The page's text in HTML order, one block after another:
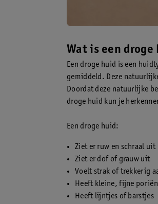
Wat is een droge
Een droge huid is een
gemiddeld. Deze
Doordat deze natuurlijke
droge huid kun je
Een droge huid:
Ziet er ruw en schraal uit
Ziet er dof of grauw uit
Voelt strak of trekkerig
Heeft kleine, fijne poriën
Heeft lijntjes of barstjes